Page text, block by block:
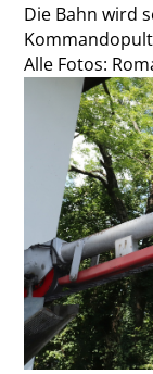
Die Bahn wird
Alle Fotos: